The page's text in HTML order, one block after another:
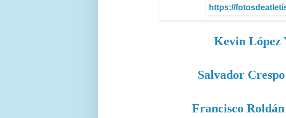
https://
Kevin López
Salvador
Francisco